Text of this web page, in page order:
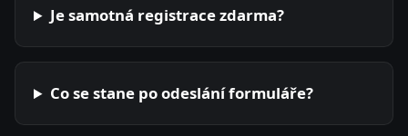
Je samotná registrace zdarma?
Co se stane po odeslání formuláře?